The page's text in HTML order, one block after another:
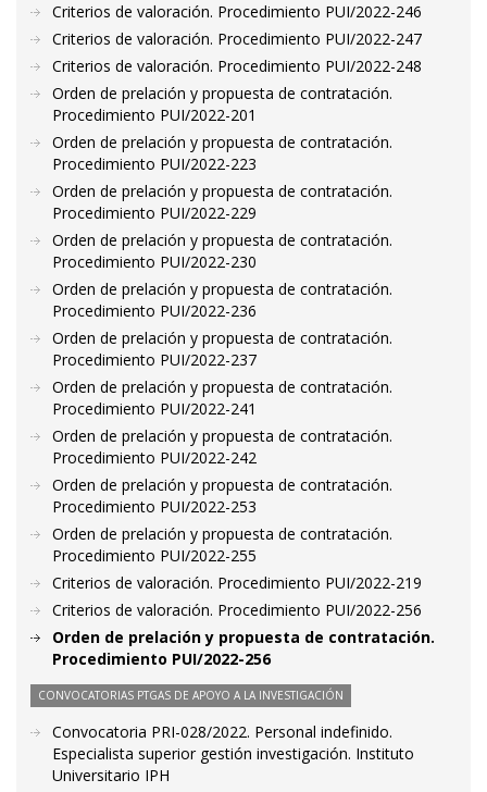
Criterios de valoración. Procedimiento PUI/2022-246
Criterios de valoración. Procedimiento PUI/2022-247
Criterios de valoración. Procedimiento PUI/2022-248
Orden de prelación y propuesta de contratación.
Procedimiento PUI/2022-201
Orden de prelación y propuesta de contratación.
Procedimiento PUI/2022-223
Orden de prelación y propuesta de contratación.
Procedimiento PUI/2022-229
Orden de prelación y propuesta de contratación.
Procedimiento PUI/2022-230
Orden de prelación y propuesta de contratación.
Procedimiento PUI/2022-236
Orden de prelación y propuesta de contratación.
Procedimiento PUI/2022-237
Orden de prelación y propuesta de contratación.
Procedimiento PUI/2022-241
Orden de prelación y propuesta de contratación.
Procedimiento PUI/2022-242
Orden de prelación y propuesta de contratación.
Procedimiento PUI/2022-253
Orden de prelación y propuesta de contratación.
Procedimiento PUI/2022-255
Criterios de valoración. Procedimiento PUI/2022-219
Criterios de valoración. Procedimiento PUI/2022-256
Orden de prelación y propuesta de contratación.
Procedimiento PUI/2022-256
CONVOCATORIAS PTGAS DE APOYO A LA INVESTIGACIÓN
Convocatoria PRI-028/2022. Personal indefinido.
Especialista superior gestión investigación. Instituto
Universitario IPH